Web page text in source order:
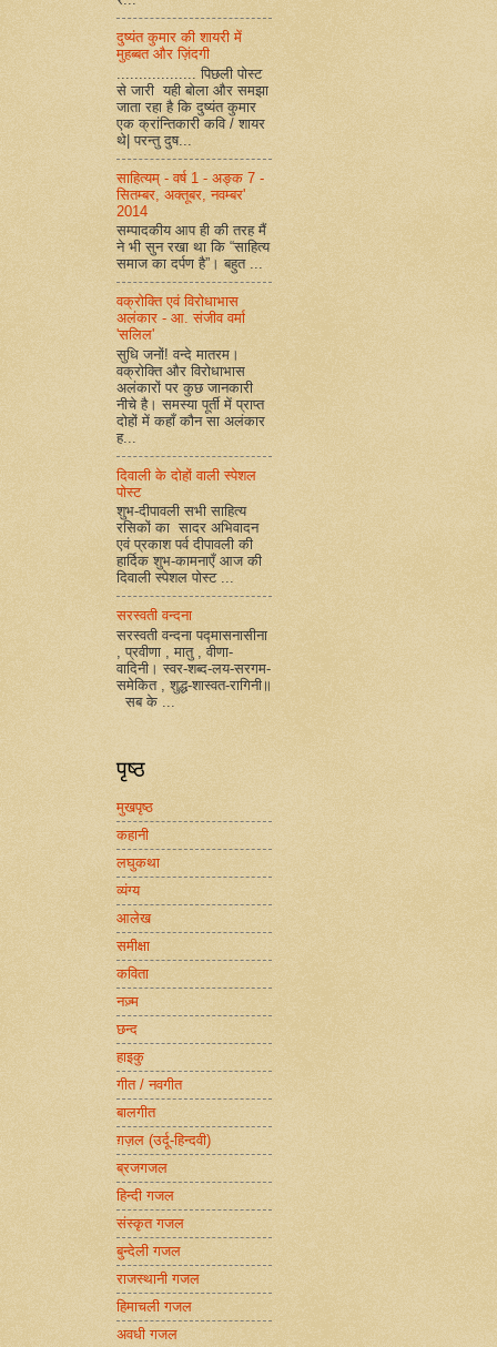
दुष्यंत कुमार की शायरी में
मुहब्बत और ज़िंदगी
.................. पिछली पोस्ट
से जारी यही बोला और समझा
जाता रहा है कि दुष्यंत कुमार
एक क्रांन्तिकारी कवि / शायर
थे| परन्तु दुष...
साहित्यम् - वर्ष 1 - अङ्क 7 -
सितम्बर, अक्तूबर, नवम्बर'
2014
सम्पादकीय आप ही की तरह मैं
ने भी सुन रखा था कि “साहित्य
समाज का दर्पण है”। बहुत ...
वक्रोक्ति एवं विरोधाभास
अलंकार - आ. संजीव वर्मा
'सलिल'
सुधि जनों! वन्दे मातरम।
वक्रोक्ति और विरोधाभास
अलंकारों पर कुछ जानकारी
नीचे है। समस्या पूर्ती में प्राप्त
दोहों में कहाँ कौन सा अलंकार
ह...
दिवाली के दोहों वाली स्पेशल
पोस्ट
शुभ-दीपावली सभी साहित्य
रसिकों का सादर अभिवादन
एवं प्रकाश पर्व दीपावली की
हार्दिक शुभ-कामनाएँ आज की
दिवाली स्पेशल पोस्ट ...
सरस्वती वन्दना
सरस्वती वन्दना पद्मासनासीना
, प्रवीणा , मातु , वीणा-
वादिनी। स्वर-शब्द-लय-सरगम-
समेकित , शुद्ध-शास्वत-रागिनी॥
सब के ...
पृष्ठ
मुखपृष्ठ
कहानी
लघुकथा
व्यंग्य
आलेख
समीक्षा
कविता
नज़्म
छन्द
हाइकु
गीत / नवगीत
बालगीत
ग़ज़ल (उर्दू-हिन्दवी)
ब्रजगजल
हिन्दी गजल
संस्कृत गजल
बुन्देली गजल
राजस्थानी गजल
हिमाचली गजल
अवधी गजल